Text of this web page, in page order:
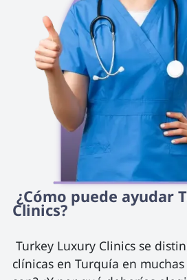
Clinics?
clínicas en Turquía en muchas